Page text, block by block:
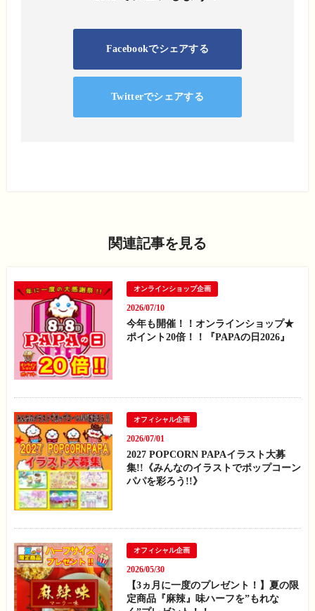
Facebookでシェアする
Twitterでシェアする
関連記事を見る
2026/07/10
今年も開催！！オンラインショップ★
ポイント20倍！！『PAPAの日2026』
オンラインショップ企画
2026/07/01
2027 POPCORN PAPAイラスト大募
集!!《みんなのイラストでポップコーン
パパを彩ろう!!》
オフィシャル企画
2026/05/30
【3ヵ月に一度のプレゼント！】夏の限
定商品『麻辣』味ハーフを”もれな
オフィシャル企画